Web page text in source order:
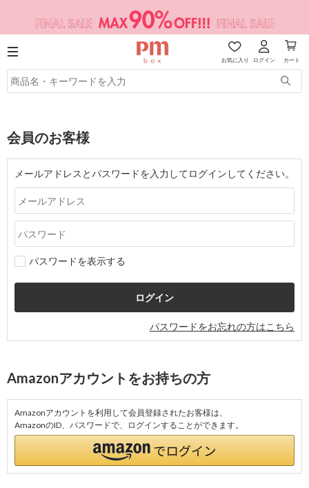
お気に入り ログイン カート
会員のお客様
メールアドレスとパスワードを入力してログインしてください。
パスワードを表示する
パスワードをお忘れの方はこちら
Amazonアカウントをお持ちの方
Amazonアカウントを利用して会員登録されたお客様は、
AmazonのID、パスワードで、ログインすることができます。